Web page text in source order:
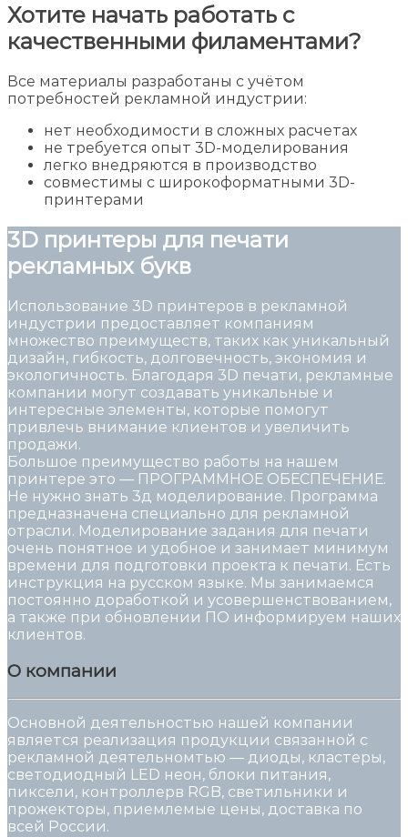
Хотите начать работать с
качественными филаментами?
Все материалы разработаны с учётом
потребностей рекламной индустрии:
нет необходимости в сложных расчетах
не требуется опыт 3D-моделирования
легко внедряются в производство
совместимы с широкоформатными 3D-
принтерами
3D принтеры для печати
рекламных букв
Использование 3D принтеров в рекламной
индустрии предоставляет компаниям
множество преимуществ, таких как уникальный
дизайн, гибкость, долговечность, экономия и
экологичность. Благодаря 3D печати, рекламные
компании могут создавать уникальные и
интересные элементы, которые помогут
привлечь внимание клиентов и увеличить
продажи.
Большое преимущество работы на нашем
принтере это — ПРОГРАММНОЕ ОБЕСПЕЧЕНИЕ.
Не нужно знать 3д моделирование. Программа
предназначена специально для рекламной
отрасли. Моделирование задания для печати
очень понятное и удобное и занимает минимум
времени для подготовки проекта к печати. Есть
инструкция на русском языке. Мы занимаемся
постоянно доработкой и усовершенствованием,
а также при обновлении ПО информируем наших
клиентов.
О компании
Основной деятельностью нашей компании
является реализация продукции связанной с
рекламной деятельномтью — диоды, кластеры,
светодиодный LED неон, блоки питания,
пиксели, контроллерв RGB, светильники и
прожекторы, приемлемые цены, доставка по
всей России.